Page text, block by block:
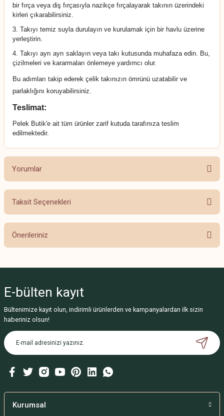
bir fırça veya diş fırçasıyla nazikçe fırçalayarak takının üzerindeki
kirleri çıkarabilirsiniz.
3. Takıyı temiz suyla durulayın ve kurulamak için bir havlu üzerine
yerleştirin.
4. Takıyı ayrı ayrı saklayın veya takı kutusunda muhafaza edin. Bu,
çizilmeleri ve kararmaları önlemeye yardımcı olur.
Bu adımları takip ederek çelik takınızın ömrünü uzatabilir ve
parlaklığını koruyabilirsiniz.
Teslimat:
Pelek Butik'e ait tüm ürünler zarif kutuda tarafınıza teslim
edilmektedir.
Yorumlar
Bu ürüne ilk yorumu siz yapın!
Taksit Seçenekleri
Önerileriniz
Görüş ve önerileriniz için teşekkür ederiz.
Ürün resmi kalitesiz, bozuk veya görüntülenemiyor.
Ürün açıklamasında eksik bilgiler bulunuyor.
Ürün bilgilerinde hatalar bulunuyor.
Bu ürüne benzer farklı alternatifler olmalı.
E-bülten kayıt
Bültenimize kayıt olun, indirimli ürünlerden ve kampanyalardan ilk sizin
haberiniz olsun!
Kurumsal